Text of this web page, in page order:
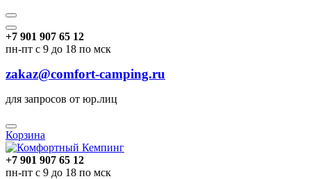
+7 901 907 65 12
пн-пт с 9 до 18 по мск
zakaz@comfort-camping.ru
для запросов от юр.лиц
Корзина
+7 901 907 65 12
пн-пт с 9 до 18 по мск